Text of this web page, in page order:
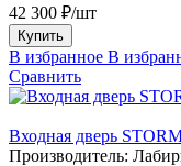
42 300 ₽/шт
Купить
В избранное В
Сравнить
Входная дверь
Производитель: